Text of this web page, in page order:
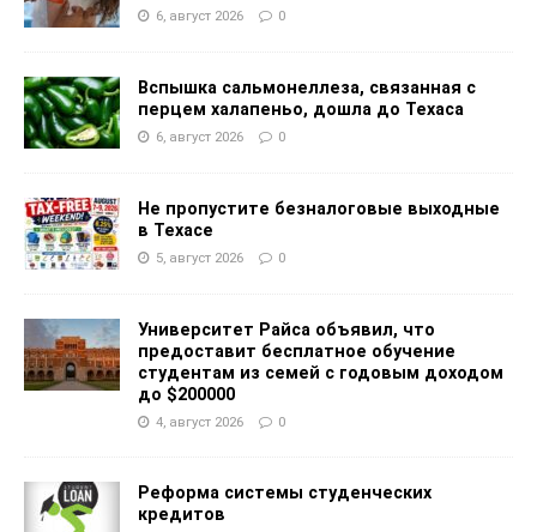
6, август 2026 0
Вспышка сальмонеллеза, связанная с
перцем халапеньо, дошла до Техаса
6, август 2026 0
Не пропустите безналоговые выходные
в Техасе
5, август 2026 0
Университет Райса объявил, что
предоставит бесплатное обучение
студентам из семей с годовым доходом
до $200000
4, август 2026 0
Реформа системы студенческих
кредитов